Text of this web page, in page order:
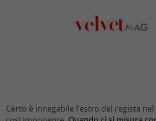
Certo è innegabile l’estro del regista